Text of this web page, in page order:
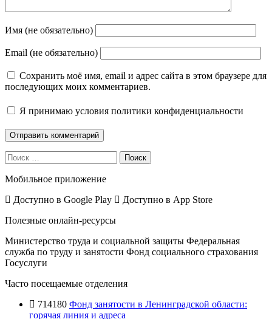
Имя (не обязательно)
Email (не обязательно)
Сохранить моё имя, email и адрес сайта в этом браузере для
последующих моих комментариев.
Я принимаю условия политики конфиденциальности
Поиск
Мобильное приложение
Доступно в Google Play Доступно в App Store
Полезные онлайн-ресурсы
Министерство труда и социальной защиты Федеральная
служба по труду и занятости Фонд социального страхования
Госуслуги
Часто посещаемые отделения
714180 Фонд занятости в Ленинградской области:
горячая линия и адреса